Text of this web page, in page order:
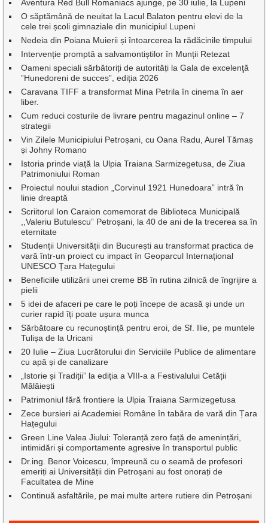
Aventura Red Bull Romaniacs ajunge, pe 30 iulie, la Lupeni
O săptămână de neuitat la Lacul Balaton pentru elevi de la
cele trei școli gimnaziale din municipiul Lupeni
Nedeia din Poiana Muierii și întoarcerea la rădăcinile timpului
Intervenție promptă a salvamontiștilor în Munții Retezat
Oameni speciali sărbătoriți de autorități la Gala de excelenţă
”Hunedoreni de succes”, ediția 2026
Caravana TIFF a transformat Mina Petrila în cinema în aer
liber.
Cum reduci costurile de livrare pentru magazinul online – 7
strategii
Vin Zilele Municipiului Petroșani, cu Oana Radu, Aurel Tămaș
și Johny Romano
Istoria prinde viață la Ulpia Traiana Sarmizegetusa, de Ziua
Patrimoniului Roman
Proiectul noului stadion „Corvinul 1921 Hunedoara” intră în
linie dreaptă
Scriitorul Ion Caraion comemorat de Biblioteca Municipală
,,Valeriu Butulescu” Petroșani, la 40 de ani de la trecerea sa în
eternitate
Studenții Universității din București au transformat practica de
vară într-un proiect cu impact în Geoparcul Internațional
UNESCO Țara Hațegului
Beneficiile utilizării unei creme BB în rutina zilnică de îngrijire a
pielii
5 idei de afaceri pe care le poți începe de acasă și unde un
curier rapid îți poate ușura munca
Sărbătoare cu recunoștință pentru eroi, de Sf. Ilie, pe muntele
Tulișa de la Uricani
20 Iulie – Ziua Lucrătorului din Serviciile Publice de alimentare
cu apă și de canalizare
„Istorie și Tradiții” la ediția a VIII-a a Festivalului Cetății
Mălăiești
Patrimoniul fără frontiere la Ulpia Traiana Sarmizegetusa
Zece bursieri ai Academiei Române în tabăra de vară din Țara
Hațegului
Green Line Valea Jiului: Toleranță zero față de amenințări,
intimidări și comportamente agresive în transportul public
Dr.ing. Benor Voicescu, împreună cu o seamă de profesori
emeriți ai Universității din Petroșani au fost onorați de
Facultatea de Mine
Continuă asfaltările, pe mai multe artere rutiere din Petroșani